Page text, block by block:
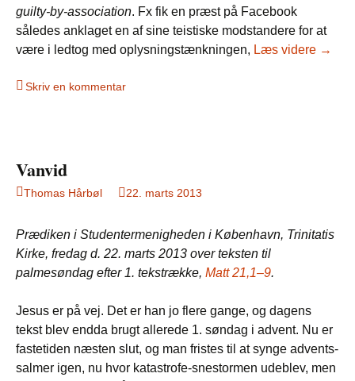
guilty-by-association. Fx fik en præst på Facebook
således anklaget en af sine teistiske modstandere for at
være i ledtog med oplysningstænkningen, Læs videre →
Skriv en kommentar
Vanvid
Thomas Hårbøl 22. marts 2013
Prædiken i Studentermenigheden i København, Trinitatis
Kirke, fredag d. 22. marts 2013 over teksten til
palmesøndag efter 1. tekstrække, Matt 21,1–9.
Jesus er på vej. Det er han jo flere gange, og dagens
tekst blev endda brugt allerede 1. søndag i advent. Nu er
fastetiden næsten slut, og man fristes til at synge advents-
salmer igen, nu hvor katastrofe-snestormen udeblev, men